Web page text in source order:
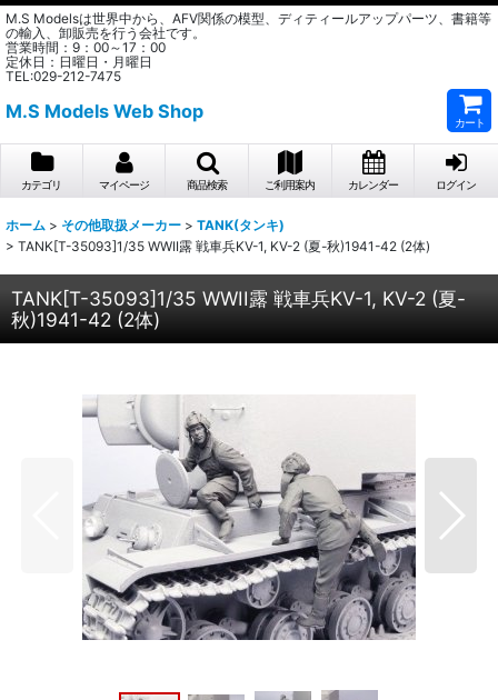
M.S Modelsは世界中から、AFV関係の模型、ディティールアップパーツ、書籍等
の輸入、卸販売を行う会社です。
営業時間：9：00～17：00
定休日：日曜日・月曜日
TEL:029-212-7475
M.S Models Web Shop
カート
カテゴリ マイページ 商品検索 ご利用案内 カレンダー ログイン
ホーム > その他取扱メーカー > TANK(タンキ)
> TANK[T-35093]1/35 WWII露 戦車兵KV-1, KV-2 (夏-秋)1941-42 (2体)
TANK[T-35093]1/35 WWII露 戦車兵KV-1, KV-2 (夏-
秋)1941-42 (2体)